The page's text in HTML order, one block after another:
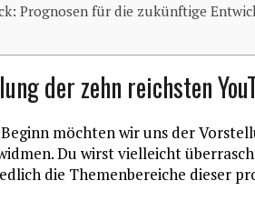
Prognosen für die zukünftige
der zehn reichsten
möchten wir uns der
Du wirst vielleicht
die Themenbereiche dieser